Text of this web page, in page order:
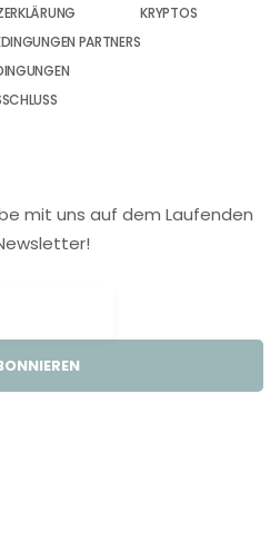
PARTNERS
KRYPTOS
mit uns auf dem Laufenden